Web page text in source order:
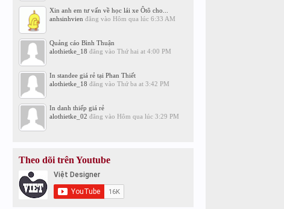
Xin anh em tư vấn về học lái xe Ôtô cho...
anhsinhvien đăng vào Hôm qua lúc 6:33 AM
Quảng cáo Bình Thuận
alothietke_18 đăng vào Thứ hai at 4:00 PM
In standee giá rẻ tại Phan Thiết
alothietke_18 đăng vào Thứ ba at 3:42 PM
In danh thiếp giá rẻ
alothietke_02 đăng vào Hôm qua lúc 3:29 PM
Theo dõi trên Youtube